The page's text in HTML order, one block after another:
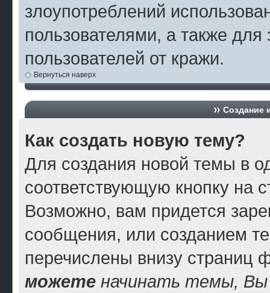
злоупотреблений
пользователями, а также
пользователей от кражи.
Вернуться наверх
Создание
Как создать новую тему?
Для создания новой темы в
соответствующую кнопку на
Возможно, вам придется
сообщения, или созданием
перечислены внизу страниц
можете начинать темы,